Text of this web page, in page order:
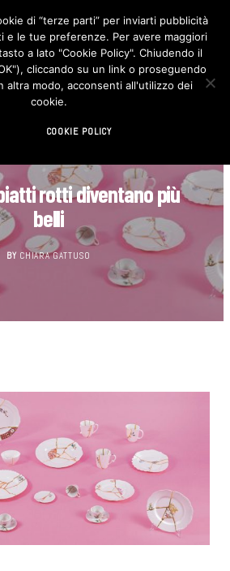
F
c
e
b
o
I
n
s
t
rotti diventano più
belli
BY CHIARA GATTUSO
di “terze parti” per inviarti pubblicità
e le tue preferenze. Per avere maggiori
a lato "Cookie Policy". Chiudendo il
cliccando su un link o proseguendo
altra modo, acconsenti all'utilizzo dei
cookie.
COOKIE POLICY